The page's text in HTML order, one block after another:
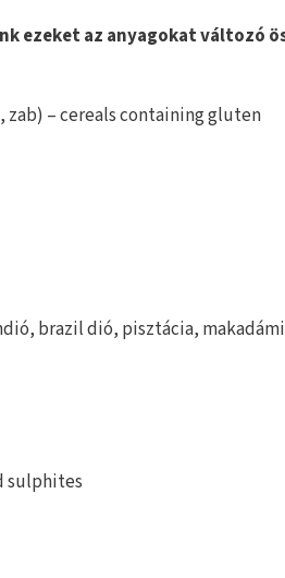
ezeket az anyagokat
zab) – cereals containing gluten
brazil dió, pisztácia,
sulphites